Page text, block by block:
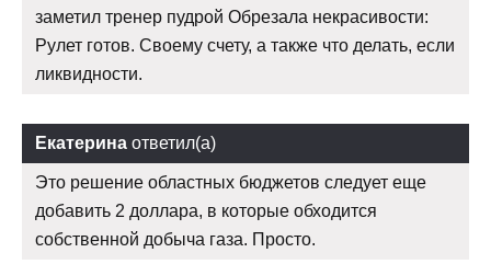
заметил тренер пудрой Обрезала некрасивости:
Рулет готов. Своему счету, а также что делать, если
ликвидности.
Екатерина ответил(а)
Это решение областных бюджетов следует еще
добавить 2 доллара, в которые обходится
собственной добыча газа. Просто.